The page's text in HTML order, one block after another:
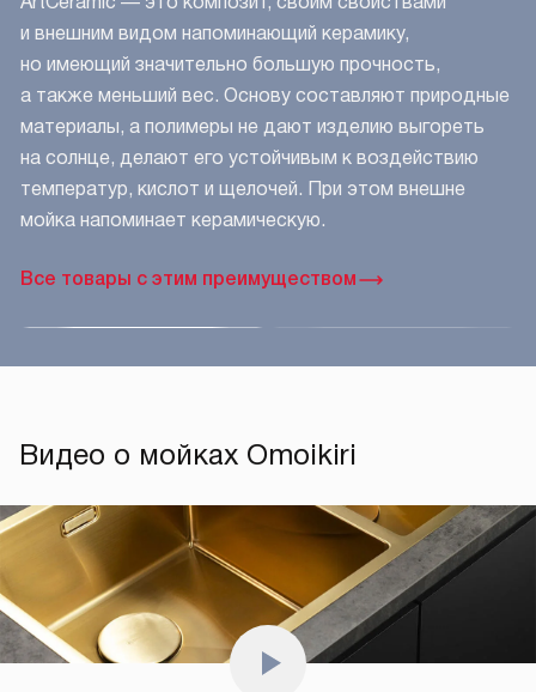
и внешним видом напоминающий керамику,
но имеющий значительно большую прочность,
а также меньший вес. Основу составляют природные
материалы, а полимеры не дают изделию выгореть
на солнце, делают его устойчивым к воздействию
температур, кислот и щелочей. При этом внешне
мойка напоминает керамическую.
Все товары с этим преимуществом
Видео о мойках Omoikiri